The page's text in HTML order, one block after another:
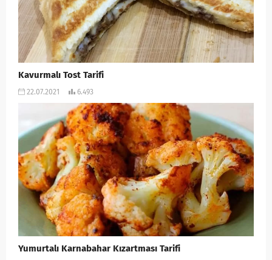
Kavurmalı Tost Tarifi
22.07.2021 6.493
Yumurtalı Karnabahar Kızartması Tarifi